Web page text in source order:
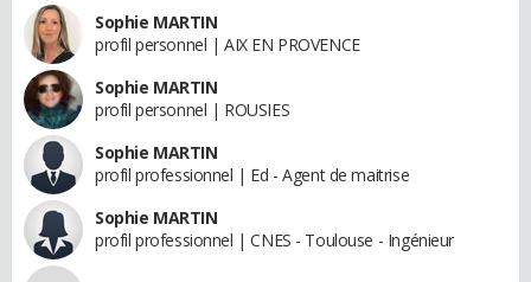
Sophie MARTIN
profil personnel | AIX EN PROVENCE
Sophie MARTIN
profil personnel | ROUSIES
Sophie MARTIN
profil professionnel | Ed - Agent de maitrise
Sophie MARTIN
profil professionnel | CNES - Toulouse - Ingénieur